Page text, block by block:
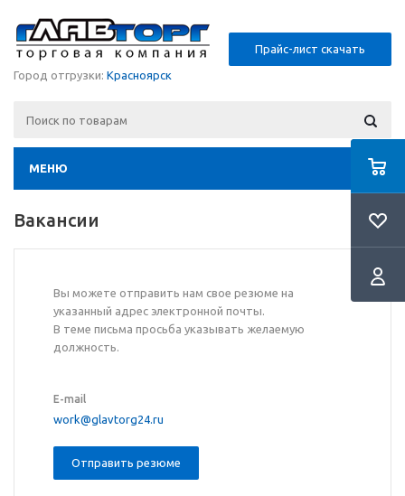
Прайс-лист скачать
Город отгрузки: Красноярск
МЕНЮ
Вакансии
Вы можете отправить нам свое резюме на
указанный адрес электронной почты.
В теме письма просьба указывать желаемую
должность.
E-mail
work@glavtorg24.ru
Отправить резюме